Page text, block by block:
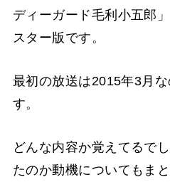
ディーガード毛利小五郎
スター版です。
最初の放送は2015年3月
す。
どんな内容か覚えてるで
たのか動機についてもまと